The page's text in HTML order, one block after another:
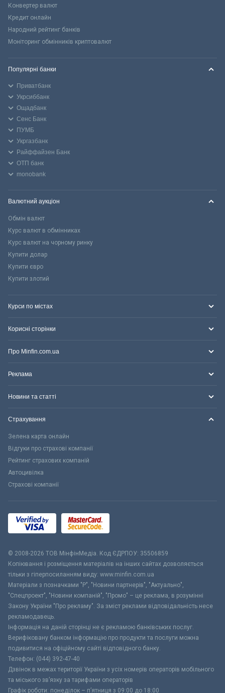
Конвертер валют
Кредит онлайн
Народний рейтинг банків
Моніторинг обмінників криптовалют
Популярні банки
Приватбанк
Укрсиббанк
Ощадбанк
Сенс Банк
ПУМБ
Укргазбанк
Райффайзен Банк
ОТП банк
monobank
Валютний аукціон
Обмін валют
Курс валют в обмінниках
Курс валют на чорному ринку
Купити долар
Купити євро
Купити злотий
Курси по містах
Корисні сторінки
Про Minfin.com.ua
Реклама
Новини та статті
Страхування
Зелена карта онлайн
Відгуки про страхові компанії
Рейтинг страхових компаній
Автоцивілка
Страхові компанії
© 2008-2026 ТОВ МiнфiнМедiа. Код ЄДРПОУ: 35506859
Копіювання і розміщення матеріалів на інших сайтах дозволяється
тільки з гіперпосиланням виду: www.minfin.com.ua
Матеріали з позначками "Р", "Новини партнерів", "Актуально",
"Спецпроект", "Новини компаній", "Промо" – це реклама, в розумінні
Закону України "Про рекламу". За зміст реклами відповідальність несе
рекламодавець.
Інформація на даній сторінці не є рекламою банківських послуг.
Верифіковану банком інформацію про продукти та послуги можна
подивитися на офіційному сайті відповідного банку.
Телефон: (044) 392-47-40
Дзвінок в межах території України з усіх номерів операторів мобільного
та міського зв’язку за тарифами операторів
Графік роботи: понеділок – п’ятниця з 09:00 до 18:00